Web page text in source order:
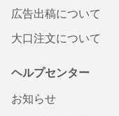
広告出稿について
大口注文について
ヘルプセンター
お知らせ